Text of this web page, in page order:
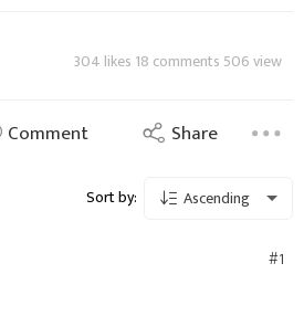
304 likes 18 comments 506 view
Comment Share
Sort by: Ascending
#1